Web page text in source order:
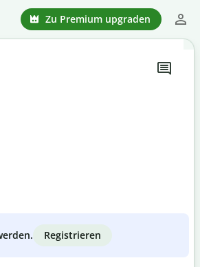
Zu Premium upgraden
Registrieren